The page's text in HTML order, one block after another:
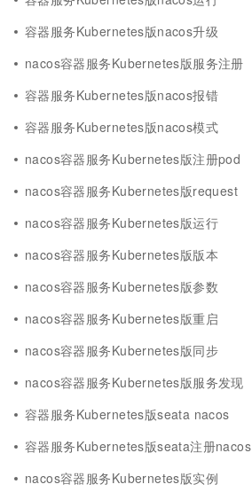
容器服务Kubernetes版nacos升级
nacos容器服务Kubernetes版服务注册
容器服务Kubernetes版nacos报错
容器服务Kubernetes版nacos模式
nacos容器服务Kubernetes版注册pod
nacos容器服务Kubernetes版request
nacos容器服务Kubernetes版运行
nacos容器服务Kubernetes版版本
nacos容器服务Kubernetes版参数
nacos容器服务Kubernetes版重启
nacos容器服务Kubernetes版同步
nacos容器服务Kubernetes版服务发现
容器服务Kubernetes版seata nacos
容器服务Kubernetes版seata注册nacos
nacos容器服务Kubernetes版实例